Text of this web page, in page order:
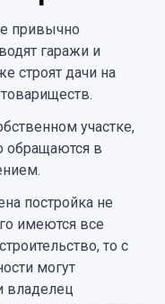
привычно
гаражи и
строят дачи на
участке,
обращаются в
постройка не
имеются все
то с
могут
владелец